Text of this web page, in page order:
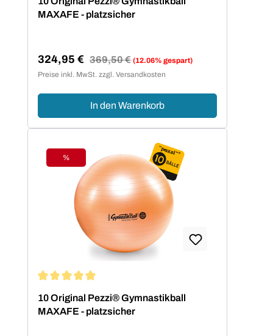
MAXAFE - platzsicher
Verkaufspreis:
324,95 € Regulärer Preis:
369,50 € (12.06% gespart)
Preise inkl. MwSt. zzgl. Versandkosten
In den Warenkorb
Rabatt
%
10 Original Pezzi® Gymnastikball
MAXAFE - platzsicher